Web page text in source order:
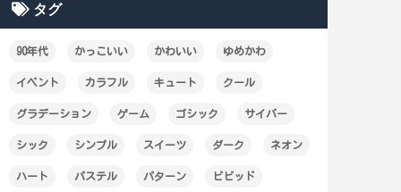
タグ
90年代 かっこいい かわいい ゆめかわ
イベント カラフル キュート クール
グラデーション ゲーム ゴシック サイバー
シック シンプル スイーツ ダーク ネオン
ハート パステル パターン ビビッド